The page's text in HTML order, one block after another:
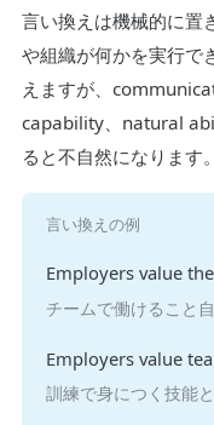
言い換えは機械的に置
や組織が何かを実行で
えますが、
capability、natural
ると不自然になります
言い換えの例
Employers value
チームで働けること
Employers value
訓練で身につく技能